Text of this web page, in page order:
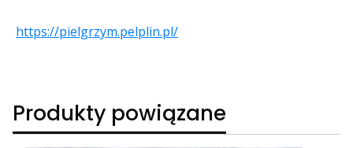
https://pielgrzym.pelplin.pl/
Produkty powiązane